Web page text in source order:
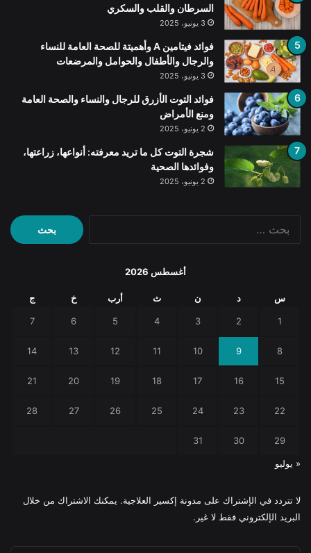
السرطان والقلب والسكري
3 يونيو، 2025
فوائد فيتامين A وأهميتة للصحة العامة للنساء
والرجال والأطفال والحوامل والمرضعات
3 يونيو، 2025
فوائد التوت الأزرق للرجال والنساء والصحة العامة
ومنع الأمراض
2 يونيو، 2025
شجرة التوت كل ما تريد معرفته: أنواعها، زراعتها،
وفوائدها الصحية
2 يونيو، 2025
البحث
عن:
أغسطس 2026
س د ن ث أرب خ ج
1
2
3
4
5
6
7
8
9
10
11
12
13
14
15
16
17
18
19
20
21
22
23
24
25
26
27
28
29
30
31
« يوليو
لا تتردد في الإشتراك على مدونة إكسير العلاجية. يمكنك الاشتراك من خلال
البريد الإلكتروني فقط لا غير.